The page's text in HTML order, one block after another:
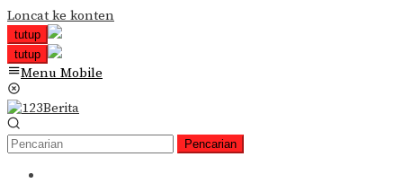
Loncat ke konten
tutup
tutup
Menu Mobile
Pencarian